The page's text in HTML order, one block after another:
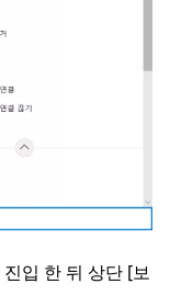
입 한 뒤 상단 [보